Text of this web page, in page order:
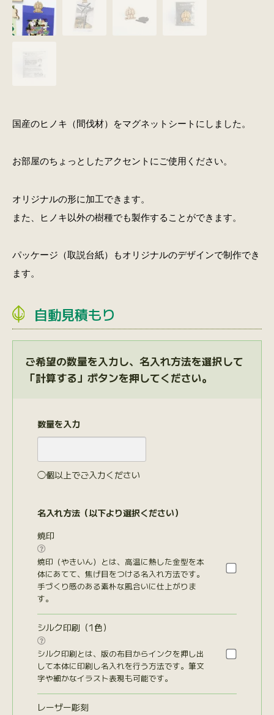
国産のヒノキ（間伐材）をマグネットシートにしました。
お部屋のちょっとしたアクセントにご使用ください。
オリジナルの形に加工できます。
また、ヒノキ以外の樹種でも製作することができます。
パッケージ（取説台紙）もオリジナルのデザインで制作でき
ます。
自動見積もり
ご希望の数量を入力し、名入れ方法を選択して
「計算する」ボタンを押してください。
数量を入力
◯個以上でご入力ください
名入れ方法（以下より選択ください）
焼印

焼印（やきいん）とは、高温に熱した金型を本
体にあてて、焦げ目をつける名入れ方法です。
手づくり感のある素朴な風合いに仕上がりま
す。
シルク印刷（1色）

シルク印刷とは、版の布目からインクを押し出
して本体に印刷し名入れを行う方法です。筆文
字や細かなイラスト表現も可能です。
レーザー彫刻